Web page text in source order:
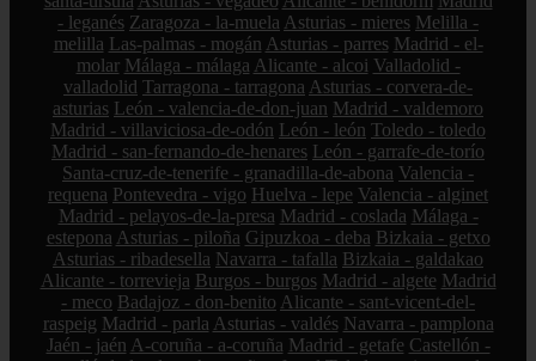
- leganés Zaragoza - la-muela Asturias - mieres Melilla -
melilla Las-palmas - mogán Asturias - parres Madrid - el-
molar Málaga - málaga Alicante - alcoi Valladolid -
valladolid Tarragona - tarragona Asturias - corvera-de-
asturias León - valencia-de-don-juan Madrid - valdemoro
Madrid - villaviciosa-de-odón León - león Toledo - toledo
Madrid - san-fernando-de-henares León - garrafe-de-torío
Santa-cruz-de-tenerife - granadilla-de-abona Valencia -
requena Pontevedra - vigo Huelva - lepe Valencia - alginet
Madrid - pelayos-de-la-presa Madrid - coslada Málaga -
estepona Asturias - piloña Gipuzkoa - deba Bizkaia - getxo
Asturias - ribadesella Navarra - tafalla Bizkaia - galdakao
Alicante - torrevieja Burgos - burgos Madrid - algete Madrid
- meco Badajoz - don-benito Alicante - sant-vicent-del-
raspeig Madrid - parla Asturias - valdés Navarra - pamplona
Jaén - jaén A-coruña - a-coruña Madrid - getafe Castellón -